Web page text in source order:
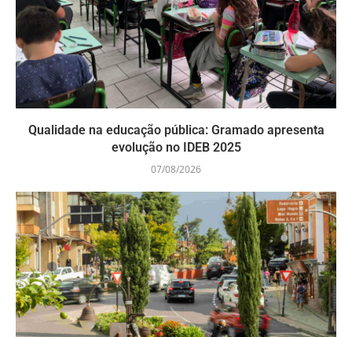
Qualidade na educação pública: Gramado apresenta
evolução no IDEB 2025
07/08/2026